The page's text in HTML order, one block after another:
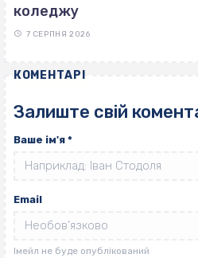
коледжу
7 СЕРПНЯ 2026
КОМЕНТАРІ
Залиште свій
Ваше ім'я *
Email